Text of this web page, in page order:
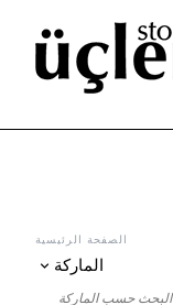
الصفحة الرئيسية
الماركة